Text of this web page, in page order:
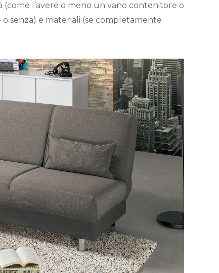
l’avere o meno un vano contenitore o
senza) e materiali (se completamente